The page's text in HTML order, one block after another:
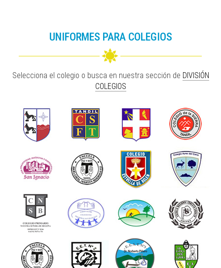
UNIFORMES PARA COLEGIOS
Selecciona el colegio o busca en nuestra sección de DIVISIÓN
COLEGIOS